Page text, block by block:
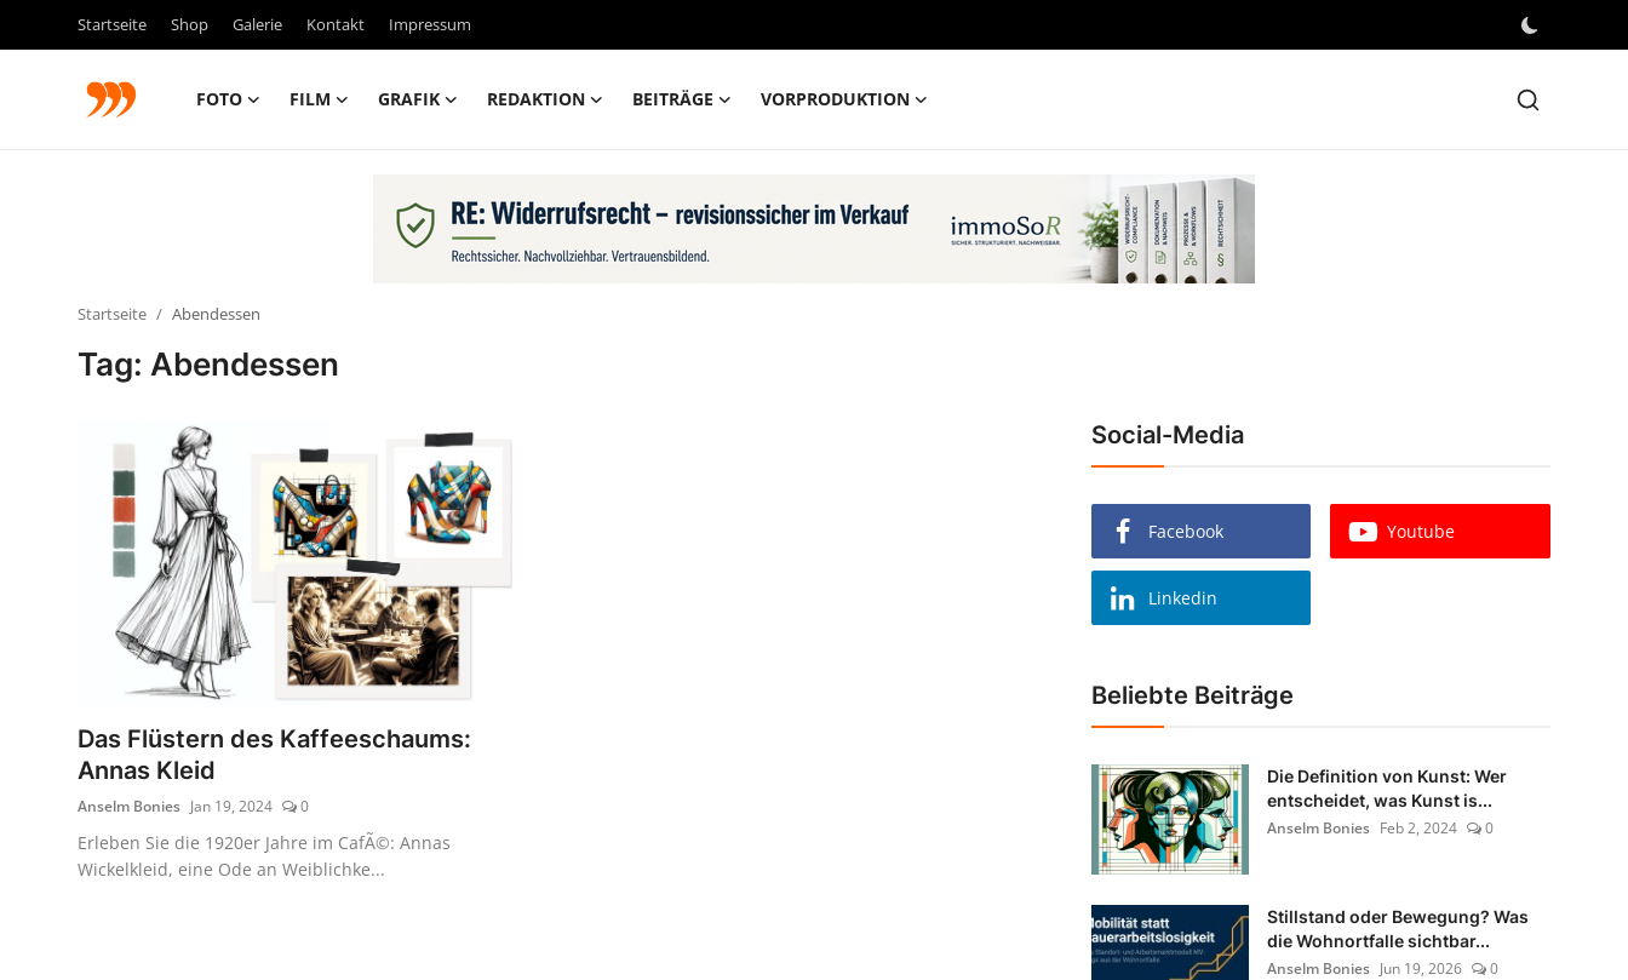
Startseite Shop Galerie Kontakt Impressum
FOTO FILM GRAFIK REDAKTION BEITRÄGE VORPRODUKTION
Startseite Abendessen
Tag: Abendessen
Das Flüstern des Kaffeeschaums:
Annas Kleid
Anselm Bonies Jan 19, 2024 0
Erleben Sie die 1920er Jahre im CafÃ©: Annas
Wickelkleid, eine Ode an Weiblichke...
Social-Media
Facebook Youtube
Linkedin
Beliebte Beiträge
Die Definition von Kunst: Wer
entscheidet, was Kunst is...
Anselm Bonies Feb 2, 2024 0
Stillstand oder Bewegung? Was
die Wohnortfalle sichtbar...
Anselm Bonies Jun 19, 2026 0